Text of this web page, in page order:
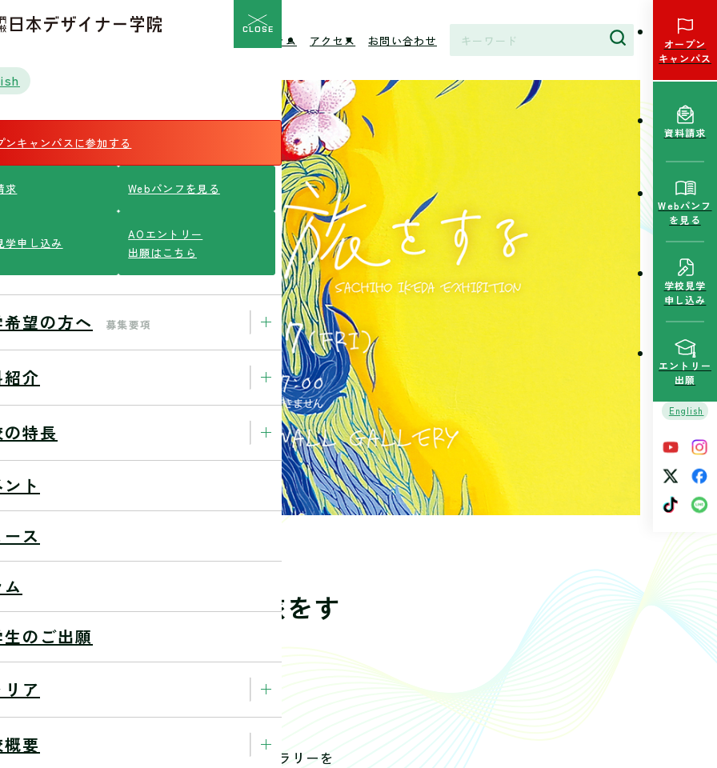
コラム アクセス お問い合わせ
CLOSE
ンキャンパスに参加する
求 Webパンフを見る
学申し込み
AOエントリー
出願はこちら
望の方へ 募集要項
介
特長
ト
ス
のご出願
ア
要
オープン
キャンパス
資料請求
Webパンフ
を見る
学校見学
申し込み
エントリー
出願
English
『風になびかれて旅をす
動画
9/3
個展『風になびかれて旅をする』のギャラリーを